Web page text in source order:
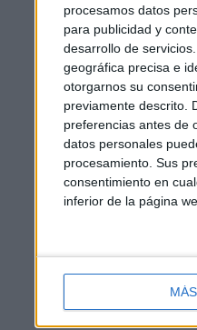
procesamos datos
para publicidad y
desarrollo de servicios.
geográfica precisa e
otorgarnos su
previamente descrito.
preferencias antes de
datos personales
procesamiento. Sus
consentimiento en
inferior de la página